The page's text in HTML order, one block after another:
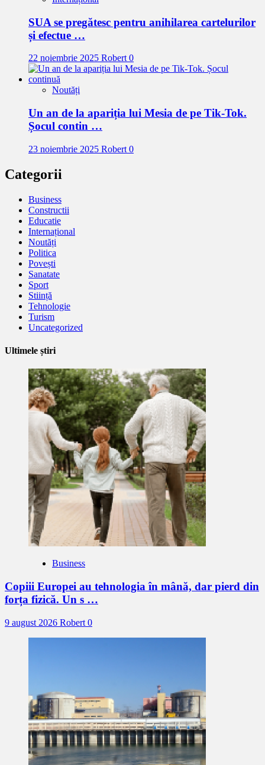
SUA se pregătesc pentru anihilarea cartelurilor
și efectue …
22 noiembrie 2025 Robert 0
Noutăți
Un an de la apariția lui Mesia de pe Tik-Tok.
Șocul contin …
23 noiembrie 2025 Robert 0
Categorii
Business
Constructii
Educatie
Internațional
Noutăți
Politica
Povești
Sanatate
Sport
Stiință
Tehnologie
Turism
Uncategorized
Ultimele știri
Business
Copiii Europei au tehnologia în mână, dar pierd din
forța fizică. Un s …
9 august 2026 Robert 0